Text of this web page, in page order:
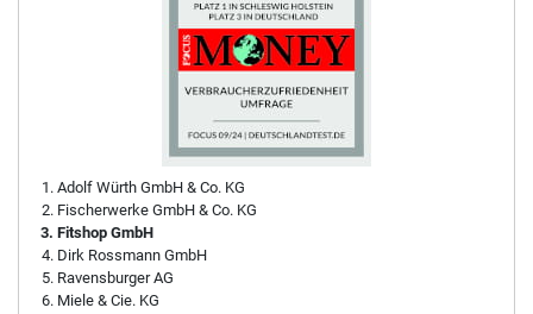
Adolf Würth GmbH & Co. KG
Fischerwerke GmbH & Co. KG
Fitshop GmbH
Dirk Rossmann GmbH
Ravensburger AG
Miele & Cie. KG